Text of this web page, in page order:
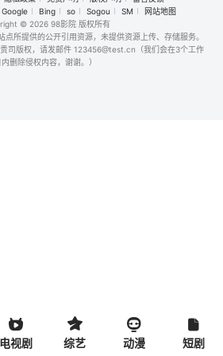
Google Bing so Sogou SM
网站地图
© 2026 98影院 版权所有
所提供的公开引用资源，未提供资源上传、存储服务。
司版权，请发邮件 123456@test.cn（我们会在3个工作
内删除侵权内容，谢谢。）
电视剧 综艺 动漫 短剧